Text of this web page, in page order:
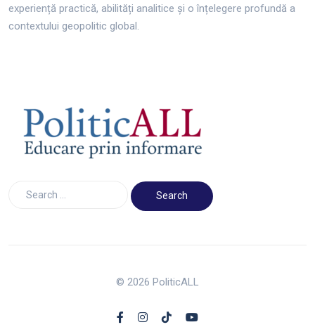
experiență practică, abilități analitice și o înțelegere profundă a
contextului geopolitic global.
© 2026 PoliticALL